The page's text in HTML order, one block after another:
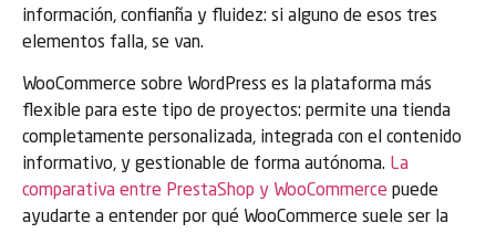
información, confianña y fluidez: si alguno de esos tres
elementos falla, se van.
WooCommerce sobre WordPress es la plataforma más
flexible para este tipo de proyectos: permite una tienda
completamente personalizada, integrada con el contenido
informativo, y gestionable de forma autónoma. La
comparativa entre PrestaShop y WooCommerce puede
ayudarte a entender por qué WooCommerce suele ser la